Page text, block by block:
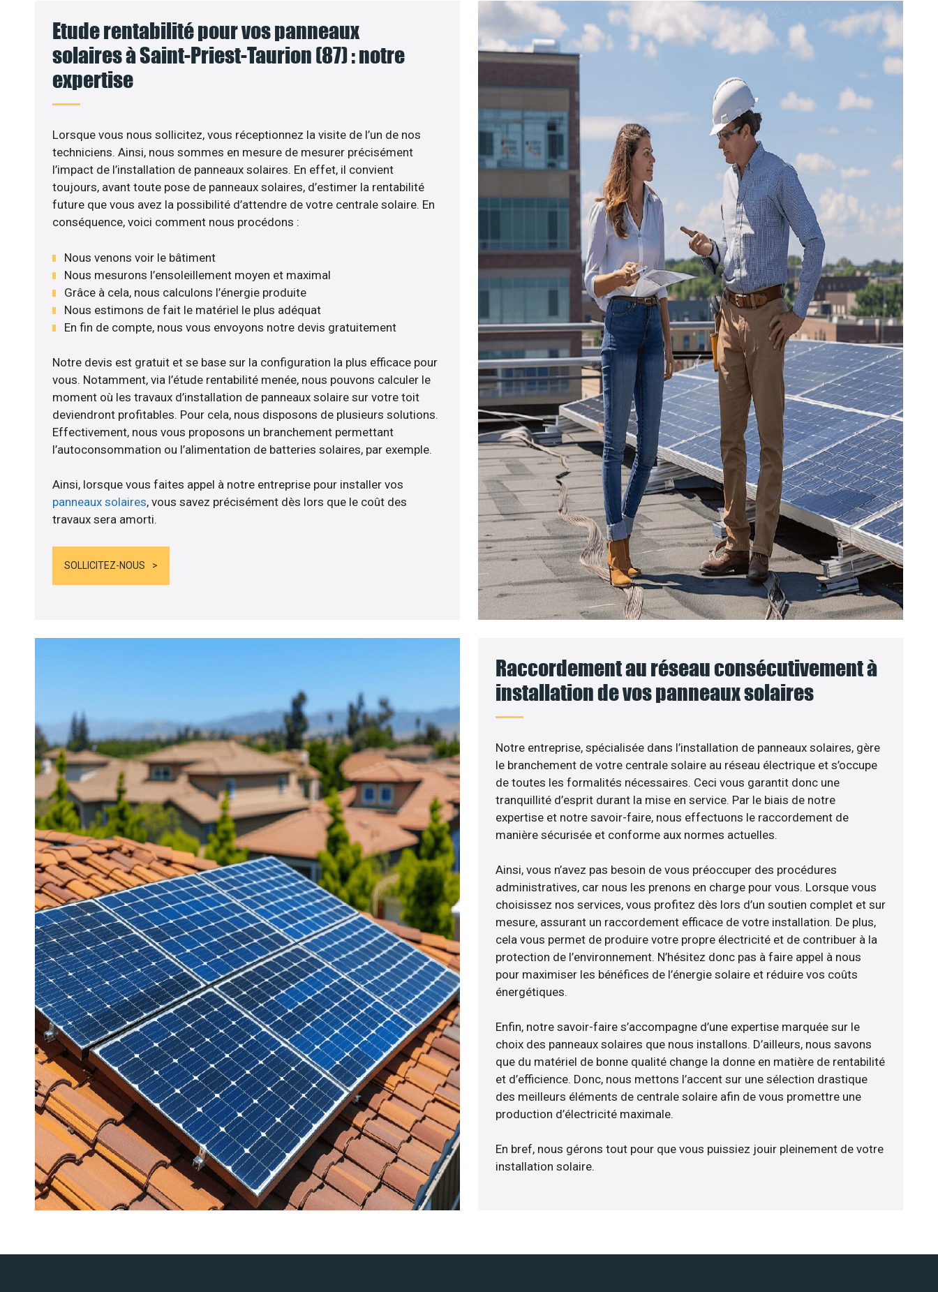
Etude rentabilité pour vos panneaux
solaires à Saint-Priest-Taurion (87) : notre
expertise
Lorsque vous nous sollicitez, vous réceptionnez la visite de l’un de nos
techniciens. Ainsi, nous sommes en mesure de mesurer précisément
l’impact de l’installation de panneaux solaires. En effet, il convient
toujours, avant toute pose de panneaux solaires, d’estimer la rentabilité
future que vous avez la possibilité d’attendre de votre centrale solaire. En
conséquence, voici comment nous procédons :
Nous venons voir le bâtiment
Nous mesurons l’ensoleillement moyen et maximal
Grâce à cela, nous calculons l’énergie produite
Nous estimons de fait le matériel le plus adéquat
En fin de compte, nous vous envoyons notre devis gratuitement
Notre devis est gratuit et se base sur la configuration la plus efficace pour
vous. Notamment, via l’étude rentabilité menée, nous pouvons calculer le
moment où les travaux d’installation de panneaux solaire sur votre toit
deviendront profitables. Pour cela, nous disposons de plusieurs solutions.
Effectivement, nous vous proposons un branchement permettant
l’autoconsommation ou l’alimentation de batteries solaires, par exemple.
Ainsi, lorsque vous faites appel à notre entreprise pour installer vos
panneaux solaires, vous savez précisément dès lors que le coût des
travaux sera amorti.
SOLLICITEZ-NOUS
Raccordement au réseau consécutivement à
installation de vos panneaux solaires
Notre entreprise, spécialisée dans l’installation de panneaux solaires, gère
le branchement de votre centrale solaire au réseau électrique et s’occupe
de toutes les formalités nécessaires. Ceci vous garantit donc une
tranquillité d’esprit durant la mise en service. Par le biais de notre
expertise et notre savoir-faire, nous effectuons le raccordement de
manière sécurisée et conforme aux normes actuelles.
Ainsi, vous n’avez pas besoin de vous préoccuper des procédures
administratives, car nous les prenons en charge pour vous. Lorsque vous
choisissez nos services, vous profitez dès lors d’un soutien complet et sur
mesure, assurant un raccordement efficace de votre installation. De plus,
cela vous permet de produire votre propre électricité et de contribuer à la
protection de l’environnement. N’hésitez donc pas à faire appel à nous
pour maximiser les bénéfices de l’énergie solaire et réduire vos coûts
énergétiques.
Enfin, notre savoir-faire s’accompagne d’une expertise marquée sur le
choix des panneaux solaires que nous installons. D’ailleurs, nous savons
que du matériel de bonne qualité change la donne en matière de rentabilité
et d’efficience. Donc, nous mettons l’accent sur une sélection drastique
des meilleurs éléments de centrale solaire afin de vous promettre une
production d’électricité maximale.
En bref, nous gérons tout pour que vous puissiez jouir pleinement de votre
installation solaire.